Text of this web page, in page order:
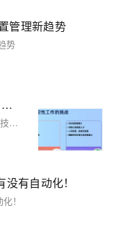
管理新趋势
势
三重Reward驱动的运维智能体进化：多智能体、上下文工程与强化学习的融合实践
这篇文章系统性地阐述了 AI 原生时代下，面向技术风险领域的智能体系统（DeRisk）的架构设计、核心理念、关键技术演进路径与实践落地案例。
有自动化！
！